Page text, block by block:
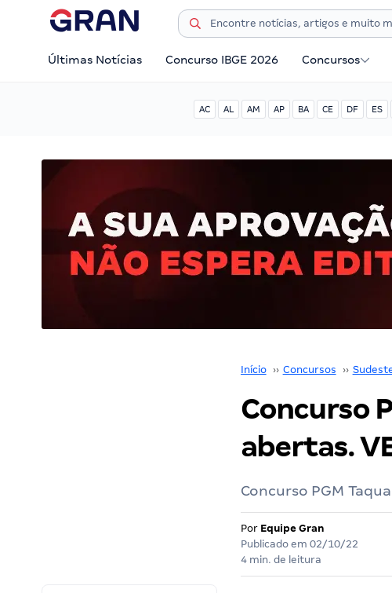
Últimas Notícias Concurso IBGE 2026 Concursos
AC AL AM AP BA CE DF ES
Início ›› Concursos ››
Concurso
abertas.
Concurso PGM
Por Equipe Gran
Publicado em 02/10/22
4 min. de leitura